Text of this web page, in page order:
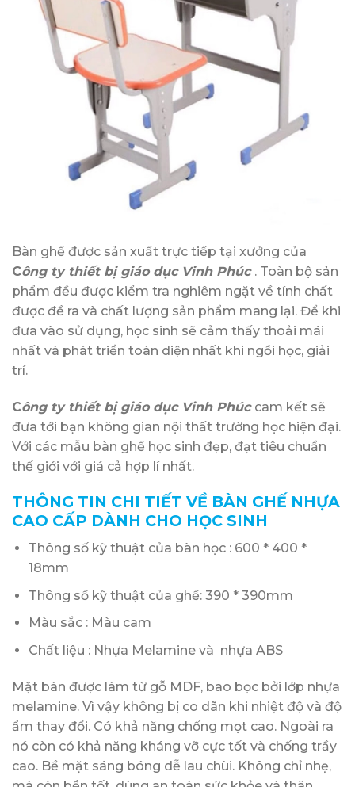
Bàn ghế được sản xuất trực tiếp tại xưởng của
Công ty thiết bị giáo dục Vinh Phúc . Toàn bộ sản
phẩm đều được kiểm tra nghiêm ngặt về tính chất
được đề ra và chất lượng sản phẩm mang lại. Để khi
đưa vào sử dụng, học sinh sẽ cảm thấy thoải mái
nhất và phát triển toàn diện nhất khi ngồi học, giải
trí.
Công ty thiết bị giáo dục Vinh Phúc cam kết sẽ
đưa tới bạn không gian nội thất trường học hiện đại.
Với các mẫu bàn ghế học sinh đẹp, đạt tiêu chuẩn
thế giới với giá cả hợp lí nhất.
THÔNG TIN CHI TIẾT VỀ BÀN GHẾ NHỰA
CAO CẤP DÀNH CHO HỌC SINH
Thông số kỹ thuật của bàn học : 600 * 400 *
18mm
Thông số kỹ thuật của ghế: 390 * 390mm
Màu sắc : Màu cam
Chất liệu : Nhựa Melamine và nhựa ABS
Mặt bàn được làm từ gỗ MDF, bao bọc bởi lớp nhựa
melamine. Vì vậy không bị co dãn khi nhiệt độ và độ
ẩm thay đổi. Có khả năng chống mọt cao. Ngoài ra
nó còn có khả năng kháng vỡ cực tốt và chống trầy
cao. Bề mặt sáng bóng dễ lau chùi. Không chỉ nhẹ,